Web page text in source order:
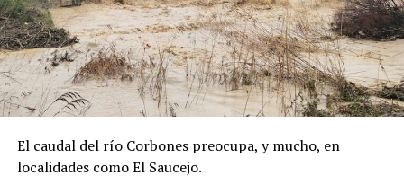
El caudal del río Corbones preocupa, y mucho, en
localidades como El Saucejo.